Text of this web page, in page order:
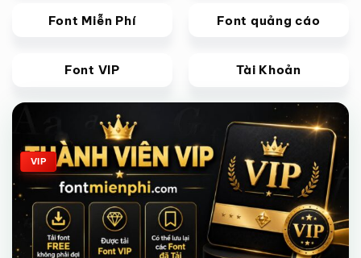
Font Miễn Phí Font quảng cáo
Font VIP Tài Khoản
Giảm giá!
VIP